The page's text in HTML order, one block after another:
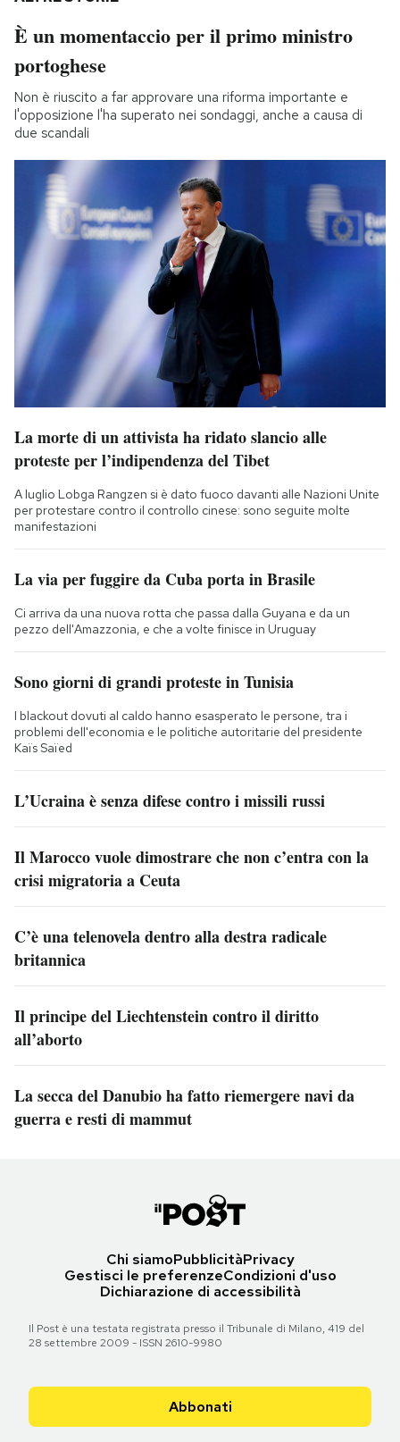
È un momentaccio per il primo ministro
portoghese
Non è riuscito a far approvare una riforma importante e
l'opposizione l'ha superato nei sondaggi, anche a causa di
due scandali
La morte di un attivista ha ridato slancio alle
proteste per l’indipendenza del Tibet
A luglio Lobga Rangzen si è dato fuoco davanti alle Nazioni Unite
per protestare contro il controllo cinese: sono seguite molte
manifestazioni
La via per fuggire da Cuba porta in Brasile
Ci arriva da una nuova rotta che passa dalla Guyana e da un
pezzo dell'Amazzonia, e che a volte finisce in Uruguay
Sono giorni di grandi proteste in Tunisia
I blackout dovuti al caldo hanno esasperato le persone, tra i
problemi dell'economia e le politiche autoritarie del presidente
Kaïs Saïed
L’Ucraina è senza difese contro i missili russi
Il Marocco vuole dimostrare che non c’entra con la
crisi migratoria a Ceuta
C’è una telenovela dentro alla destra radicale
britannica
Il principe del Liechtenstein contro il diritto
all’aborto
La secca del Danubio ha fatto riemergere navi da
guerra e resti di mammut
Chi siamoPubblicitàPrivacy
Gestisci le preferenzeCondizioni d'uso
Dichiarazione di accessibilità
Il Post è una testata registrata presso il Tribunale di Milano, 419 del
28 settembre 2009 - ISSN 2610-9980
Abbonati